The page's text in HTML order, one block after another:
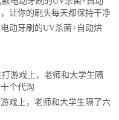
动牙刷的UV杀菌+自动烘
戏上，老师和大学生隔了六